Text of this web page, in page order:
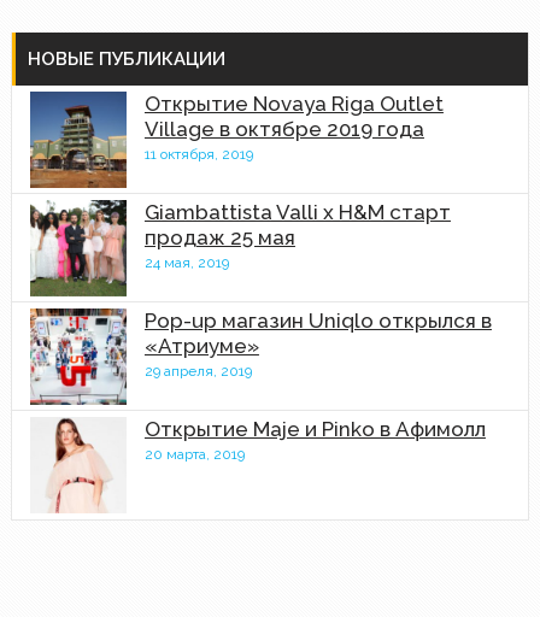
НОВЫЕ ПУБЛИКАЦИИ
Открытие Novaya Riga Outlet
Village в октябре 2019 года
11 октября, 2019
Giambattista Valli x H&M старт
продаж 25 мая
24 мая, 2019
Pop-up магазин Uniqlo открылся в
«Атриуме»
29 апреля, 2019
Открытие Maje и Pinko в Афимолл
20 марта, 2019